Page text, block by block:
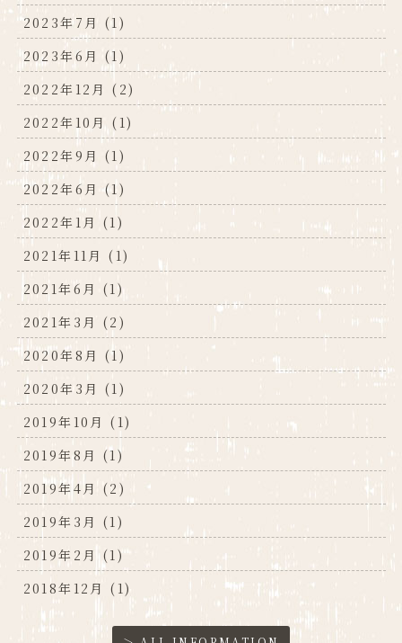
2023年7月 (1)
2023年6月 (1)
2022年12月 (2)
2022年10月 (1)
2022年9月 (1)
2022年6月 (1)
2022年1月 (1)
2021年11月 (1)
2021年6月 (1)
2021年3月 (2)
2020年8月 (1)
2020年3月 (1)
2019年10月 (1)
2019年8月 (1)
2019年4月 (2)
2019年3月 (1)
2019年2月 (1)
2018年12月 (1)